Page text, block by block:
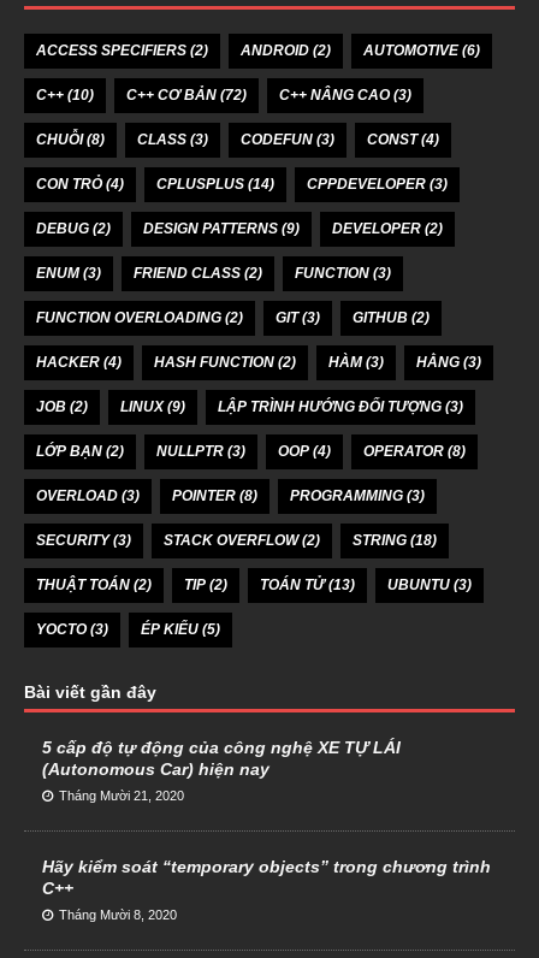
ACCESS SPECIFIERS (2) ANDROID (2) AUTOMOTIVE(6)
C++ (10) C++ CƠ BẢN (72) C++ NÂNG CAO(3)
CHUỖI(8) CLASS (3) CODEFUN (3) CONST(4)
CON TRỎ(4) CPLUSPLUS (14) CPPDEVELOPER (3)
DEBUG (2) DESIGN PATTERNS (9) DEVELOPER (2)
ENUM(3) FRIEND CLASS (2) FUNCTION (3)
FUNCTION OVERLOADING (2) GIT(3) GITHUB (2)
HACKER (4) HASH FUNCTION (2) HÀM(3) HẰNG (3)
JOB (2) LINUX(9) LẬP TRÌNH HƯỚNG ĐỐI TƯỢNG (3)
LỚP BẠN (2) NULLPTR (3) OOP (4) OPERATOR (8)
OVERLOAD (3) POINTER (8) PROGRAMMING (3)
SECURITY(3) STACK OVERFLOW(2) STRING (18)
THUẬT TOÁN (2) TIP (2) TOÁN TỬ(13) UBUNTU (3)
YOCTO(3) ÉP KIỂU (5)
Bài viết gần đây
5 cấp độ tự động của công nghệ XE TỰ LÁI
(Autonomous Car) hiện nay
Tháng Mười 21, 2020
Hãy kiểm soát “temporary objects” trong chương trình
C++
Tháng Mười 8, 2020